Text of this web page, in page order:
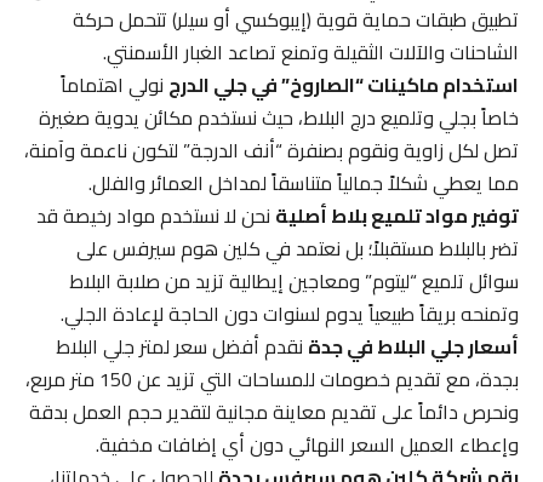
تطبيق طبقات حماية قوية (إيبوكسي أو سيلر) تتحمل حركة
الشاحنات والآلات الثقيلة وتمنع تصاعد الغبار الأسمنتي.
استخدام ماكينات “الصاروخ” في جلي الدرجنولي اهتماماً
خاصاً بجلي وتلميع درج البلاط، حيث نستخدم مكائن يدوية صغيرة
تصل لكل زاوية ونقوم بصنفرة “أنف الدرجة” لتكون ناعمة وآمنة،
مما يعطي شكلاً جمالياً متناسقاً لمداخل العمائر والفلل.
توفير مواد تلميع بلاط أصليةنحن لا نستخدم مواد رخيصة قد
تضر بالبلاط مستقبلاً؛ بل نعتمد في كلين هوم سيرفس على
سوائل تلميع “ليتوم” ومعاجين إيطالية تزيد من صلابة البلاط
وتمنحه بريقاً طبيعياً يدوم لسنوات دون الحاجة لإعادة الجلي.
أسعار جلي البلاط في جدةنقدم أفضل سعر لمتر جلي البلاط
بجدة، مع تقديم خصومات للمساحات التي تزيد عن 150 متر مربع،
ونحرص دائماً على تقديم معاينة مجانية لتقدير حجم العمل بدقة
وإعطاء العميل السعر النهائي دون أي إضافات مخفية.